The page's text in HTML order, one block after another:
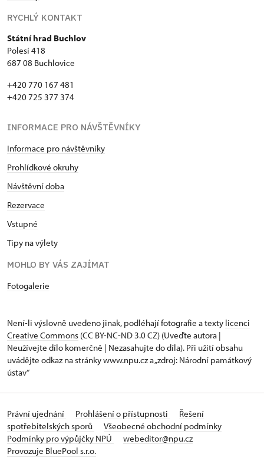
RYCHLÝ KONTAKT
Státní hrad Buchlov
Polesí 418
687 08 Buchlovice
+420 770 167 481
+420 725 377 374
INFORMACE PRO NÁVŠTĚVNÍKY
Informace pro návštěvníky
Prohlídkové okruhy
Návštěvní doba
Rezervace
Vstupné
Tipy na výlety
MOHLO BY VÁS ZAJÍMAT
Fotogalerie
Není-li výslovně uvedeno jinak, podléhají fotografie a texty licenci
Creative Commons (CC BY-NC-ND 3.0 CZ) (Uveďte autora |
Neužívejte dílo komerčně | Nezasahujte do díla). Při užití obsahu
uvádějte odkaz na stránky www.npu.cz a „zdroj: Národní památkový
ústav“
Právní ujednání Prohlášení o přístupnosti
Řešení
spotřebitelských sporů
Všeobecné obchodní podmínky
Podmínky pro výpůjčky NPÚ
webeditor@npu.cz
Provozuje BluePool s.r.o.